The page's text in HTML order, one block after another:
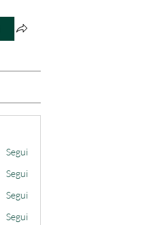
Segui
Segui
Segui
Segui